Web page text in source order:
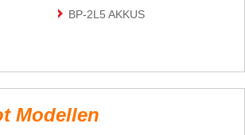
BP-2L5 AKKUS
Modellen